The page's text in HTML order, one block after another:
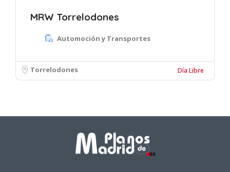
MRW Torrelodones
Automoción y Transportes
Torrelodones Día Libre